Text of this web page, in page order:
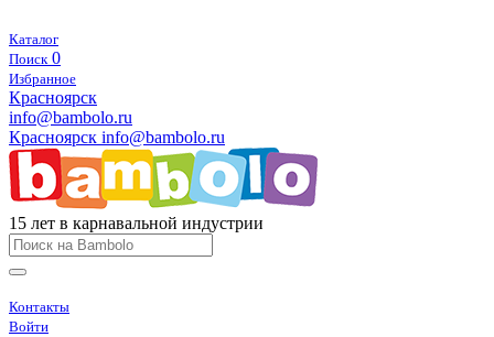
Каталог
Поиск 0
Избранное
Красноярск
info@bambolo.ru
Красноярск info@bambolo.ru
15 лет в карнавальной индустрии
Контакты
Войти